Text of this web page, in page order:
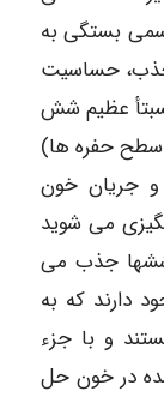
بستگی به
حساسیت
عظیم شش
و ۷۰ متر مربع سطح حفره ها)
(۱۴۰ متر مربع) و جریان خون
می شوید
ششها جذب می
دارند که به
و با جزء
در خون حل